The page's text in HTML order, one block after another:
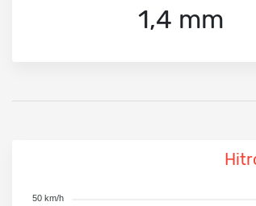
1,4 mm
50 km/h